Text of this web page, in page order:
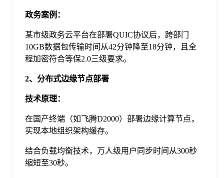
‌政务案例‌：
某市级政务云平台在部署QUIC协议后，跨部门
10GB数据包传输时间从42分钟降至18分钟，且全
程加密符合等保2.0三级要求。
2、分布式边缘节点部署‌
‌技术原理‌：
在国产终端（如飞腾D2000）部署边缘计算节点，
实现‌本地组织架构缓存‌。
结合负载均衡技术，万人级用户同步时间从300秒
缩短至30秒。